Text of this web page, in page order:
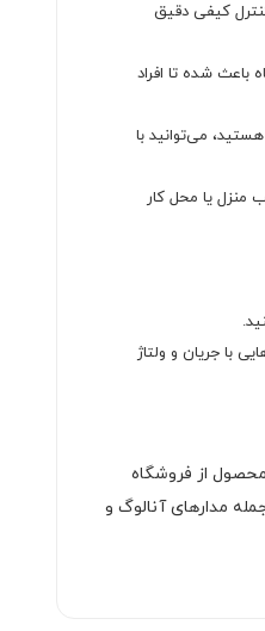
تحت کنترل کیفی دقیق
باعث شده تا افراد
می‌توانید با
منزل یا محل کار
و دقت لازم برای مدار خود را تعیین کنید. مقاومت 1.8 اهم 1/4 وات 5٪ برای مدارهایی با جریان و ولتاژ
از فروشگاه
مدارهای آنالوگ و